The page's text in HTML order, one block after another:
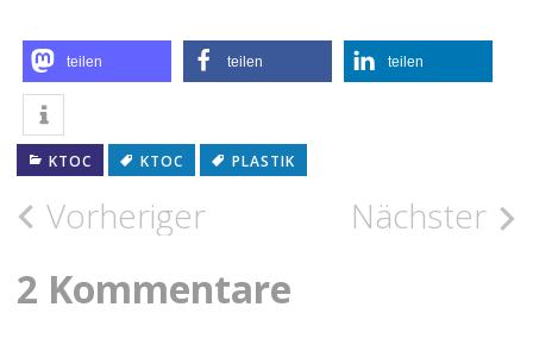
teilen teilen teilen
KTOC KTOC PLASTIK
Beitragsnavigation
Vorheriger Nächster
2 Kommentare